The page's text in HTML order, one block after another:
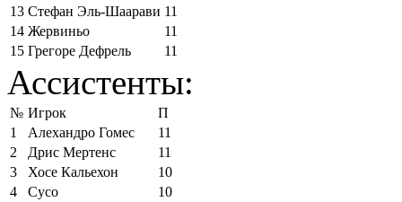
13 Стефан Эль-Шаарави 11
14 Жервиньо
11
15 Грегоре Дефрель 11
Ассистенты:
№ Игрок
П
1
Алехандро Гомес
11
2
Дрис Мертенс
11
3
Хосе Кальехон
10
4
Сусо
10